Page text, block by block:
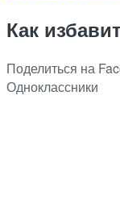
Как
Поделиться на
Одноклассники